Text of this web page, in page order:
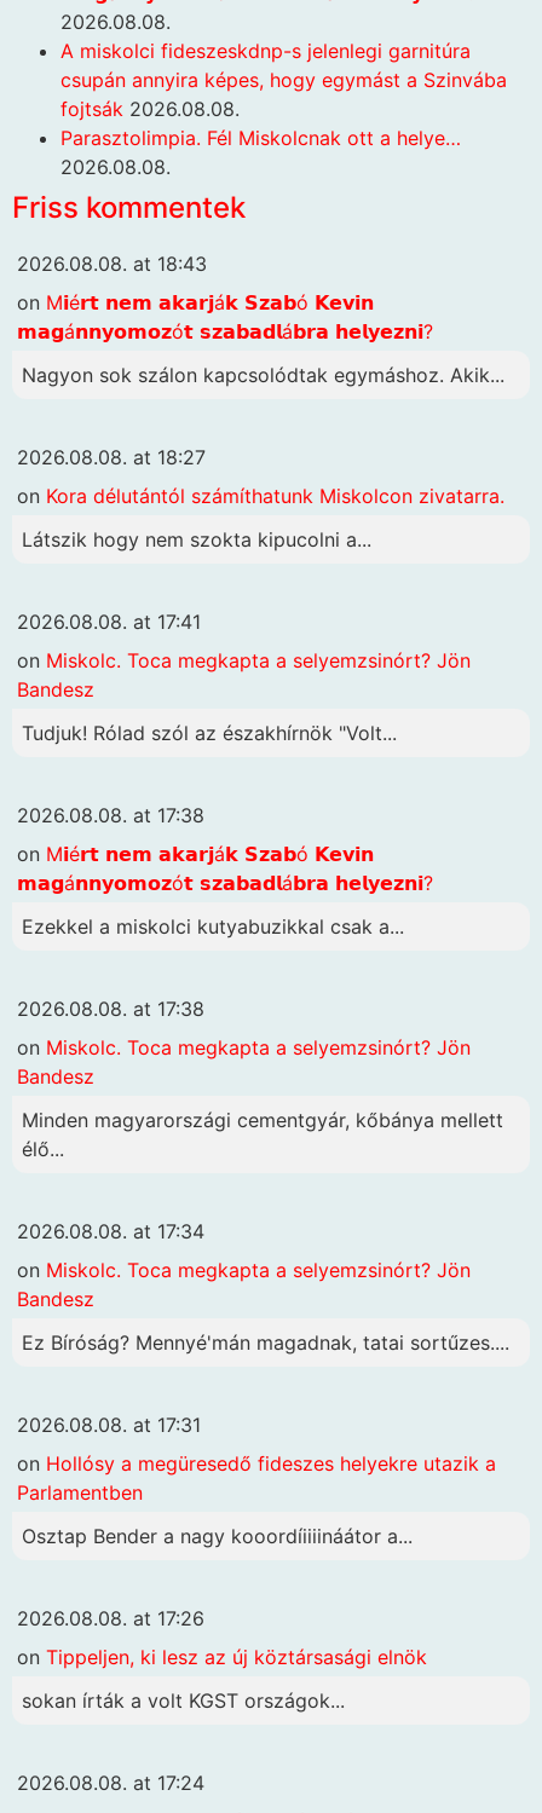
2026.08.08.
A miskolci fideszeskdnp-s jelenlegi garnitúra
csupán annyira képes, hogy egymást a Szinvába
fojtsák 2026.08.08.
Parasztolimpia. Fél Miskolcnak ott a helye…
2026.08.08.
Friss kommentek
2026.08.08. at 18:43
on M𝗶é𝗿𝘁 𝗻𝗲𝗺 𝗮𝗸𝗮𝗿𝗷á𝗸 𝗦𝘇𝗮𝗯ó 𝗞𝗲𝘃𝗶𝗻
𝗺𝗮𝗴á𝗻𝗻𝘆𝗼𝗺𝗼𝘇ó𝘁 𝘀𝘇𝗮𝗯𝗮𝗱𝗹á𝗯𝗿𝗮 𝗵𝗲𝗹𝘆𝗲𝘇𝗻𝗶?
Nagyon sok szálon kapcsolódtak egymáshoz. Akik...
2026.08.08. at 18:27
on Kora délutántól számíthatunk Miskolcon zivatarra.
Látszik hogy nem szokta kipucolni a...
2026.08.08. at 17:41
on Miskolc. Toca megkapta a selyemzsinórt? Jön
Bandesz
Tudjuk! Rólad szól az északhírnök "Volt...
2026.08.08. at 17:38
on M𝗶é𝗿𝘁 𝗻𝗲𝗺 𝗮𝗸𝗮𝗿𝗷á𝗸 𝗦𝘇𝗮𝗯ó 𝗞𝗲𝘃𝗶𝗻
𝗺𝗮𝗴á𝗻𝗻𝘆𝗼𝗺𝗼𝘇ó𝘁 𝘀𝘇𝗮𝗯𝗮𝗱𝗹á𝗯𝗿𝗮 𝗵𝗲𝗹𝘆𝗲𝘇𝗻𝗶?
Ezekkel a miskolci kutyabuzikkal csak a...
2026.08.08. at 17:38
on Miskolc. Toca megkapta a selyemzsinórt? Jön
Bandesz
Minden magyarországi cementgyár, kőbánya mellett
élő...
2026.08.08. at 17:34
on Miskolc. Toca megkapta a selyemzsinórt? Jön
Bandesz
Ez Bíróság? Mennyé'mán magadnak, tatai sortűzes....
2026.08.08. at 17:31
on Hollósy a megüresedő fideszes helyekre utazik a
Parlamentben
Osztap Bender a nagy kooordíiiiináátor a...
2026.08.08. at 17:26
on Tippeljen, ki lesz az új köztársasági elnök
sokan írták a volt KGST országok...
2026.08.08. at 17:24